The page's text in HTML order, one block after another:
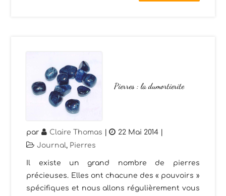
Pierres : la dumortierite
par Claire Thomas | 22 Mai 2014 |
Journal, Pierres
Il existe un grand nombre de pierres
précieuses. Elles ont chacune des « pouvoirs »
spécifiques et nous allons régulièrement vous